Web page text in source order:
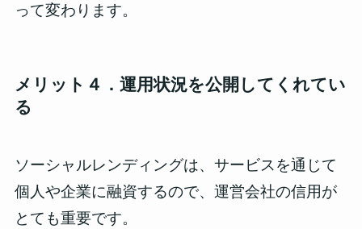
って変わります。
メリット４．運用状況を公開してくれてい
る
ソーシャルレンディングは、サービスを通じて
個人や企業に融資するので、運営会社の信用が
とても重要です。